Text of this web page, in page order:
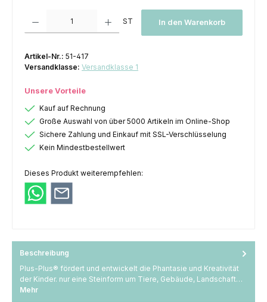
ST In den Warenkorb
Artikel-Nr.: 51-417
Versandklasse: Versandklasse 1
Unsere Vorteile
Kauf auf Rechnung
Große Auswahl von über 5000 Artikeln im Online-Shop
Sichere Zahlung und Einkauf mit SSL-Verschlüsselung
Kein Mindestbestellwert
Dieses Produkt weiterempfehlen:
Beschreibung
Plus-Plus® fördert und entwickelt die Phantasie und Kreativität
der Kinder. nur eine Steinform um Tiere, Gebäude, Landschaft…
Mehr